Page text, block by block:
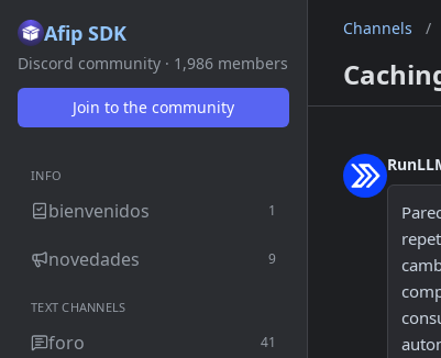
Afip SDK
Discord community · 1,986 members
Join to the community
INFO
bienvenidos 1
novedades 9
TEXT CHANNELS
foro 41
Channels /